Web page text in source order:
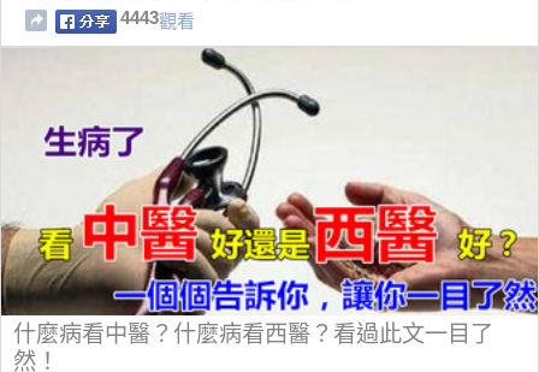
4443觀看
什麼病看中醫？什麼病看西醫？看過此文一目了
然！